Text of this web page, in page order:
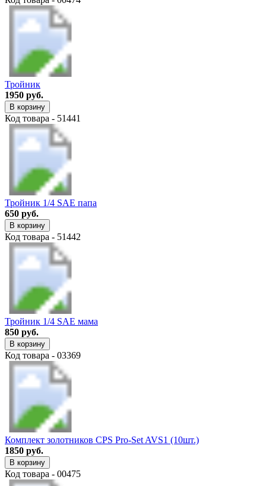
Тройник
1950 руб.
В корзину
Код товара - 51441
Тройник 1/4 SAE папа
650 руб.
В корзину
Код товара - 51442
Тройник 1/4 SAE мама
850 руб.
В корзину
Код товара - 03369
Комплект золотников CPS Pro-Set AVS1 (10шт.)
1850 руб.
В корзину
Код товара - 00475